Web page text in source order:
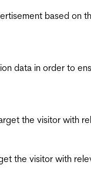
based on
data in order to
the visitor with
the visitor with